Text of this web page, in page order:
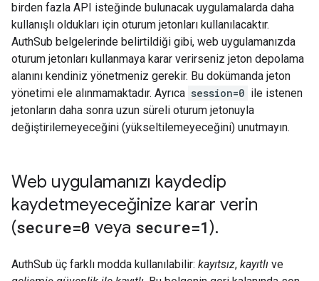
birden fazla API isteğinde bulunacak uygulamalarda daha
kullanışlı oldukları için oturum jetonları kullanılacaktır.
AuthSub belgelerinde belirtildiği gibi, web uygulamanızda
oturum jetonları kullanmaya karar verirseniz jeton depolama
alanını kendiniz yönetmeniz gerekir. Bu dokümanda jeton
yönetimi ele alınmamaktadır. Ayrıca session=0 ile istenen
jetonların daha sonra uzun süreli oturum jetonuyla
değiştirilemeyeceğini (yükseltilemeyeceğini) unutmayın.
Web uygulamanızı kaydedip
kaydetmeyeceğinize karar verin
(secure=0 veya secure=1).
AuthSub üç farklı modda kullanılabilir: kayıtsız, kayıtlı ve